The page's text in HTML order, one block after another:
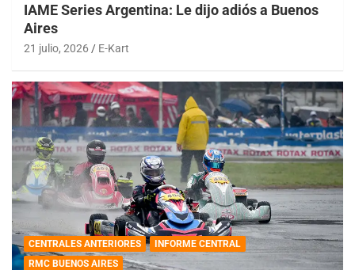
IAME Series Argentina: Le dijo adiós a Buenos
Aires
21 julio, 2026 E-Kart
CENTRALES ANTERIORES
INFORME CENTRAL
RMC BUENOS AIRES